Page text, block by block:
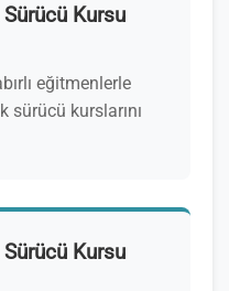
Kursu
eğitmenlerle
sürücü kurslarını
Kursu